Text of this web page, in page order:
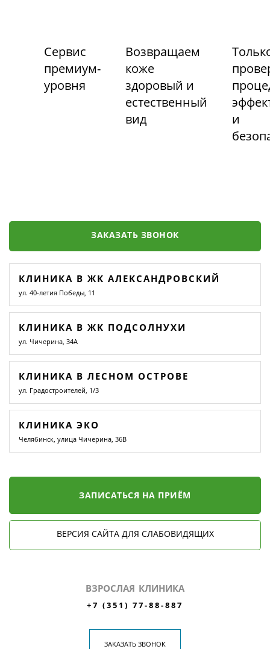
Сервис
премиум-
уровня
Возвращаем
коже
здоровый и
естественный
вид
и
ЗАКАЗАТЬ ЗВОНОК
КЛИНИКА В ЖК АЛЕКСАНДРОВСКИЙ
ул. 40-летия Победы, 11
КЛИНИКА В ЖК ПОДСОЛНУХИ
ул. Чичерина, 34А
КЛИНИКА В ЛЕСНОМ ОСТРОВЕ
ул. Градостроителей, 1/3
КЛИНИКА ЭКО
Челябинск, улица Чичерина, 36В
ЗАПИСАТЬСЯ НА ПРИЁМ
ВЕРСИЯ САЙТА ДЛЯ СЛАБОВИДЯЩИХ
ВЗРОСЛАЯ КЛИНИКА
+7 (351) 77-88-887
ЗАКАЗАТЬ ЗВОНОК